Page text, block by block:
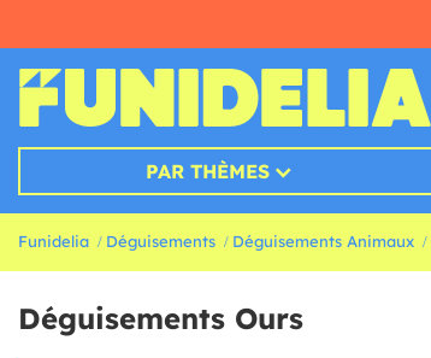
PAR THÈMES
Funidelia Déguisements Déguisements Animaux
Déguisements Ours